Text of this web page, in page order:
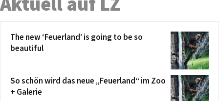
The new ‘Feuerland’ is going to be so
beautiful
So schön wird das neue „Feuerland“ im Zoo
+ Galerie